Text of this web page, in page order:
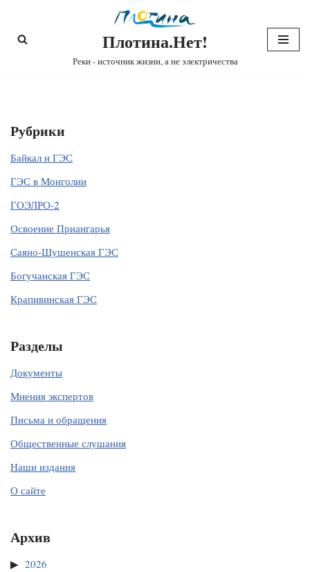
Перейти
Плотина.Нет!
Реки - источник жизни, а не электричества
Рубрики
Байкал и ГЭС
ГЭС в Монголии
ГОЭЛРО-2
Освоение Приангарья
Саяно-Шушенская ГЭС
Богучанская ГЭС
Крапивинская ГЭС
Разделы
Документы
Мнения экспертов
Письма и обращения
Общественные слушания
Наши издания
О сайте
Архив
2026